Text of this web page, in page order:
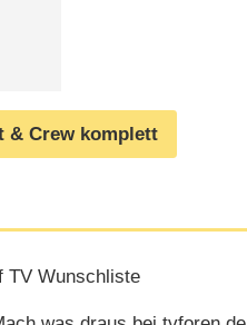
& Crew komplett
TV Wunschliste